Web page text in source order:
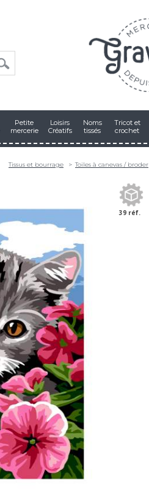
Petite
mercerie
Loisirs
Créatifs
Noms
tissés
Tricot et
crochet
Tissus et bourrage Toiles à canevas / broder
39 réf.